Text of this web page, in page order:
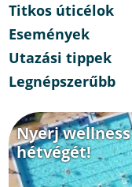
Titkos úticélok
Események
Utazási tippek
Legnépszerűbb
Nyerj wellness
hétvégét!